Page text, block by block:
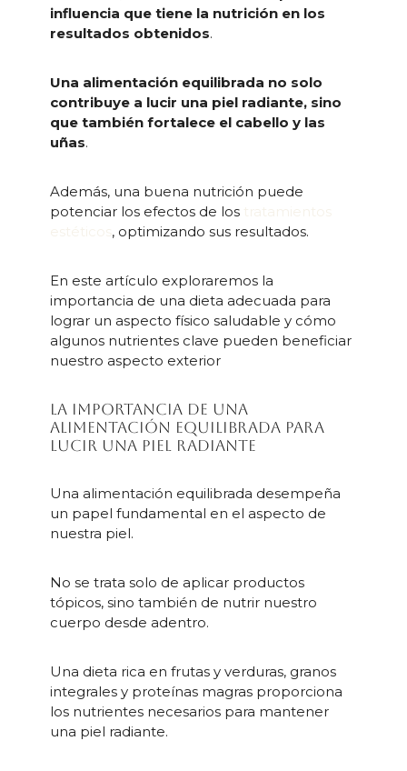
influencia que tiene la nutrición en los
resultados obtenidos.
Una alimentación equilibrada no solo
contribuye a lucir una piel radiante, sino
que también fortalece el cabello y las
uñas.
Además, una buena nutrición puede
potenciar los efectos de los
, optimizando sus resultados.
En este artículo exploraremos la
importancia de una dieta adecuada para
lograr un aspecto físico saludable y cómo
algunos nutrientes clave pueden beneficiar
nuestro aspecto exterior
La importancia de una
alimentación equilibrada para
lucir una piel radiante
Una alimentación equilibrada desempeña
un papel fundamental en el aspecto de
nuestra piel.
No se trata solo de aplicar productos
tópicos, sino también de nutrir nuestro
cuerpo desde adentro.
Una dieta rica en frutas y verduras, granos
integrales y proteínas magras proporciona
los nutrientes necesarios para mantener
una piel radiante.